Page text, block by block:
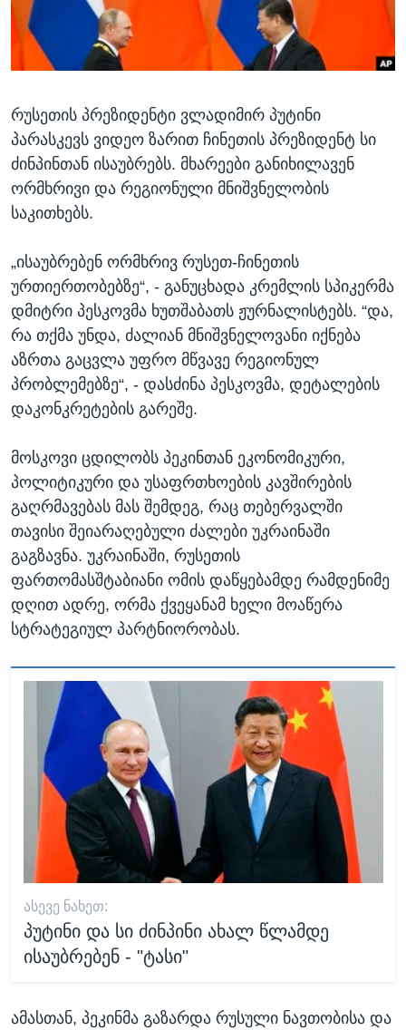
ᲡᲢᲣᲓᲘᲐ ᲕᲐᲨᲘᲜᲒᲢᲝᲜᲘ
ᲔᲙᲝᲜᲝᲛᲘᲙᲐ
ᲯᲐᲜᲛᲠᲗᲔᲚᲝᲑᲐ
ᲘᲜᲢᲔᲠᲕᲘᲣ
ᲙᲣᲚᲢᲣᲠᲐ
ᲒᲐᲚᲘᲚᲔᲝ
ᲓᲔᲖᲘᲜᲤᲝᲠᲛᲐᲪᲘᲐ
Learning English
ენები
რუსეთის პრეზიდენტი ვლადიმირ პუტინი
პარასკევს ვიდეო ზარით ჩინეთის პრეზიდენტ სი
ძინპინთან ისაუბრებს. მხარეები განიხილავენ
ორმხრივი და რეგიონული მნიშვნელობის
საკითხებს.
„ისაუბრებენ ორმხრივ რუსეთ-ჩინეთის
ურთიერთობებზე“, - განუცხადა კრემლის სპიკერმა
დმიტრი პესკოვმა ხუთშაბათს ჟურნალისტებს. “და,
რა თქმა უნდა, ძალიან მნიშვნელოვანი იქნება
აზრთა გაცვლა უფრო მწვავე რეგიონულ
პრობლემებზე“, - დასძინა პესკოვმა, დეტალების
დაკონკრეტების გარეშე.
მოსკოვი ცდილობს პეკინთან ეკონომიკური,
პოლიტიკური და უსაფრთხოების კავშირების
გაღრმავებას მას შემდეგ, რაც თებერვალში
თავისი შეიარაღებული ძალები უკრაინაში
გაგზავნა. უკრაინაში, რუსეთის
ფართომასშტაბიანი ომის დაწყებამდე რამდენიმე
დღით ადრე, ორმა ქვეყანამ ხელი მოაწერა
სტრატეგიულ პარტნიორობას.
ᲐᲡᲔᲕᲔ ᲜᲐᲮᲔᲗ:
პუტინი და სი ძინპინი ახალ წლამდე
ისაუბრებენ - "ტასი"
ამასთან, პეკინმა გაზარდა რუსული ნავთობისა და